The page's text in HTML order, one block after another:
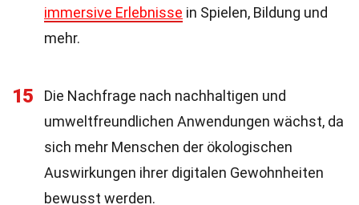
immersive Erlebnisse in Spielen, Bildung und
mehr.
15
Die Nachfrage nach nachhaltigen und
umweltfreundlichen Anwendungen wächst, da
sich mehr Menschen der ökologischen
Auswirkungen ihrer digitalen Gewohnheiten
bewusst werden.